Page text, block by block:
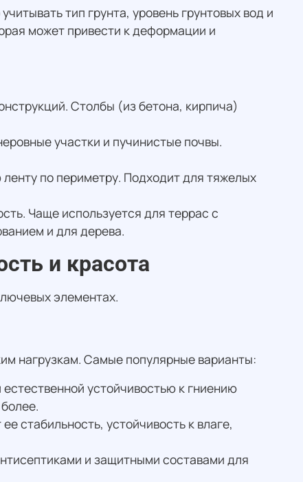
тип грунта, уровень грунтовых вод и
может привести к деформации и
Столбы (из бетона, кирпича)
участки и пучинистые почвы.
по периметру. Подходит для тяжелых
Чаще используется для террас с
и для дерева.
и красота
элементах.
нагрузкам. Самые популярные варианты:
устойчивостью к гниению
стабильность, устойчивость к влаге,
и защитными составами для